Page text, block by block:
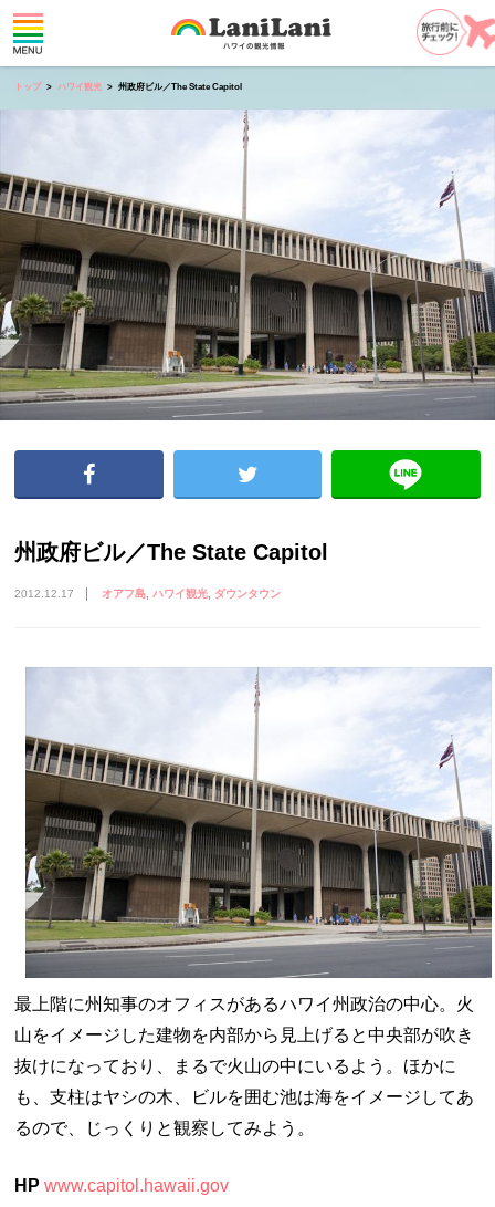
トップ ハワイ観光 州政府ビル／The State Capitol
州政府ビル／The State Capitol
2012.12.17 オアフ島 ハワイ観光 ダウンタウン
最上階に州知事のオフィスがあるハワイ州政治の中心。火
山をイメージした建物を内部から見上げると中央部が吹き
抜けになっており、まるで火山の中にいるよう。ほかに
も、支柱はヤシの木、ビルを囲む池は海をイメージしてあ
るので、じっくりと観察してみよう。
HPwww.capitol.hawaii.gov